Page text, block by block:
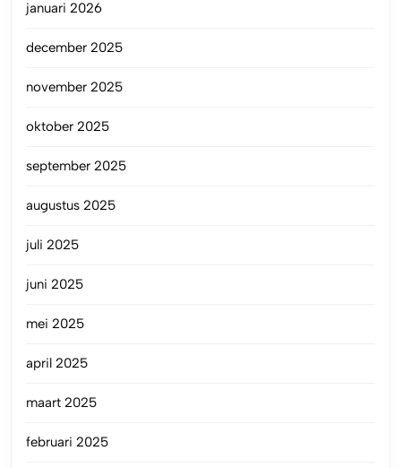
januari 2026
december 2025
november 2025
oktober 2025
september 2025
augustus 2025
juli 2025
juni 2025
mei 2025
april 2025
maart 2025
februari 2025